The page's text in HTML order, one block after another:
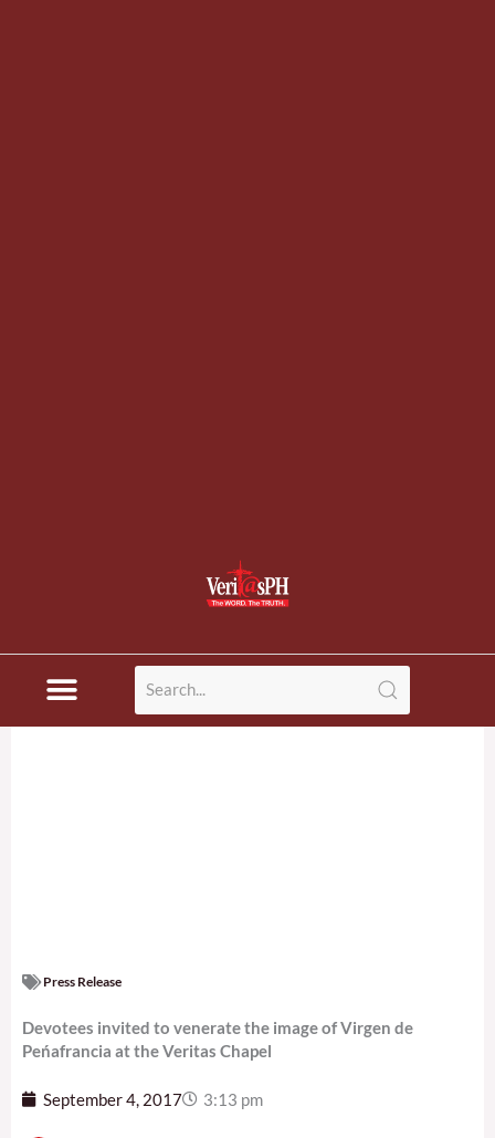
Press Release
Devotees invited to venerate the image of Virgen de
Peńafrancia at the Veritas Chapel
September 4, 2017 3:13 pm